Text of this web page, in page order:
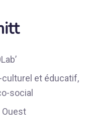
culturel et éducatif,
social
Ouest